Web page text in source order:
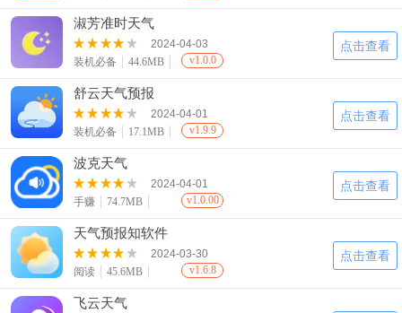
淑芳准时天气
2024-04-03
装机必备
44.6MB v1.0.0
点击查看
舒云天气预报
2024-04-01
装机必备
17.1MB v1.9.9
点击查看
波克天气
2024-04-01
手赚
74.7MB v1.0.00
点击查看
天气预报知软件
2024-03-30
阅读
45.6MB v1.6.8
点击查看
飞云天气